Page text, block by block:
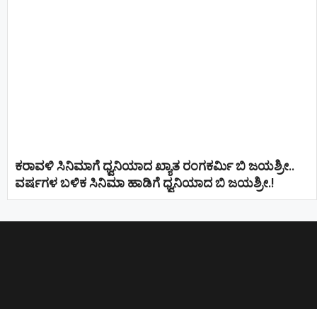
ಕರಾವಳಿ ಸಿನಿಮಾಗೆ ಧ್ವನಿಯಾದ ಖ್ಯಾತ ರಂಗಕರ್ಮಿ ಬಿ ಜಯಶ್ರೀ..
ವರ್ಷಗಳ ಬಳಿಕ ಸಿನಿಮಾ ಹಾಡಿಗೆ ಧ್ವನಿಯಾದ ಬಿ ಜಯಶ್ರೀ.!